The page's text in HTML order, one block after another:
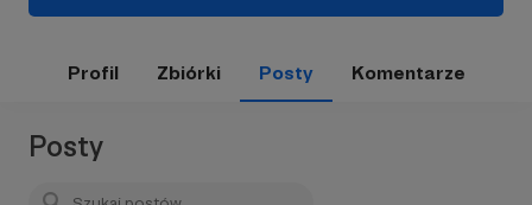
Profil Zbiórki Posty Komentarze
Posty